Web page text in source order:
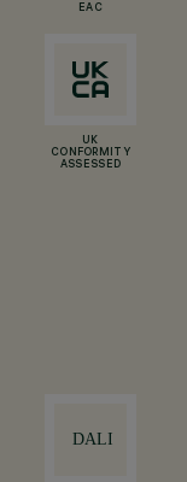
EAC
UK
CONFORMITY
ASSESSED